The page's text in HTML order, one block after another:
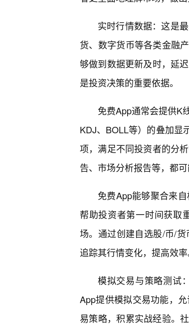
实时行情数据：这是
货、数字货币等各类金融
够做到数据更新及时，延
是投资决策的重要依据。
免费App通常会提供K
KDJ、BOLL等）的叠加显
项，满足不同投资者的分
告、市场分析报告等，都可
免费App能够聚合来
帮助投资者第一时间获取
场。通过创建自选股/币/
追踪其行情变化，提高效率
模拟交易与策略测试
App提供模拟交易功能，
易策略，积累实战经验。